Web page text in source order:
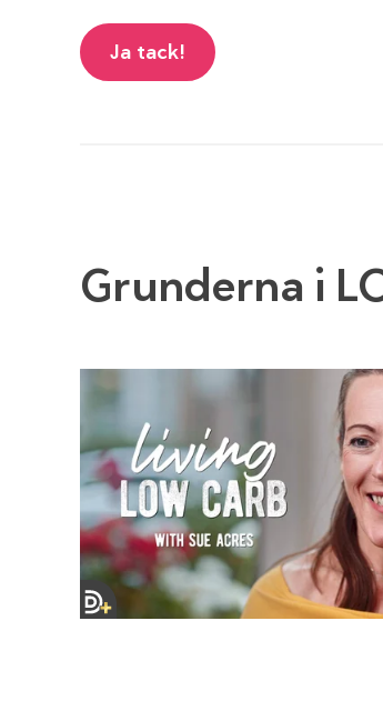
Ja tack!
Grunderna i